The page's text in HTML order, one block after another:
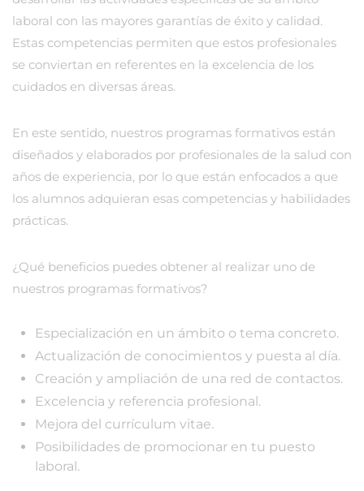
laboral con las mayores garantías de éxito y calidad.
Estas competencias permiten que estos profesionales
se conviertan en referentes en la excelencia de los
cuidados en diversas áreas.
En este sentido, nuestros programas formativos están
diseñados y elaborados por profesionales de la salud con
años de experiencia, por lo que están enfocados a que
los alumnos adquieran esas competencias y habilidades
prácticas.
¿Qué beneficios puedes obtener al realizar uno de
nuestros programas formativos?
Especialización en un ámbito o tema concreto.
Actualización de conocimientos y puesta al día.
Creación y ampliación de una red de contactos.
Excelencia y referencia profesional.
Mejora del currículum vitae.
Posibilidades de promocionar en tu puesto
laboral.